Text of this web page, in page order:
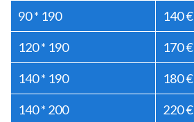
90 * 190 140 €
120 * 190 170 €
140 * 190 180 €
140 * 200 220 €